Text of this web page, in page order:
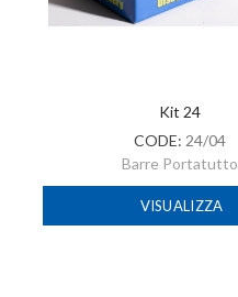
Kit 24
CODE: 24/04
Barre Portatutto
VISUALIZZA